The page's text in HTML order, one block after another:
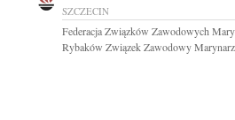
SZCZECIN
Federacja Związków Zawodowych
Rybaków Związek Zawodowy